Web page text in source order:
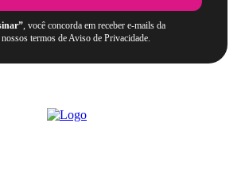
, você concorda em receber e-mails da
termos de Aviso de Privacidade.